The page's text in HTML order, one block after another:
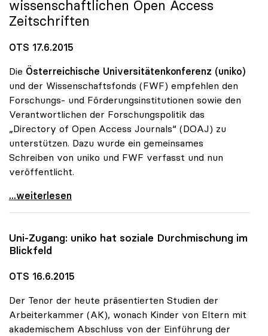
wissenschaftlichen Open Access
Zeitschriften
OTS 17.6.2015
Die Österreichische Universitätenkonferenz (uniko)
und der Wissenschaftsfonds (FWF) empfehlen den
Forschungs- und Förderungsinstitutionen sowie den
Verantwortlichen der Forschungspolitik das
„Directory of Open Access Journals“ (DOAJ) zu
unterstützen. Dazu wurde ein gemeinsames
Schreiben von uniko und FWF verfasst und nun
veröffentlicht.
uniko und FWF empfehlen Unterstützung des
...weiterlesen
Uni-Zugang: uniko hat soziale Durchmischung im
Blickfeld
OTS 16.6.2015
Der Tenor der heute präsentierten Studien der
Arbeiterkammer (AK), wonach Kinder von Eltern mit
akademischem Abschluss von der Einführung der